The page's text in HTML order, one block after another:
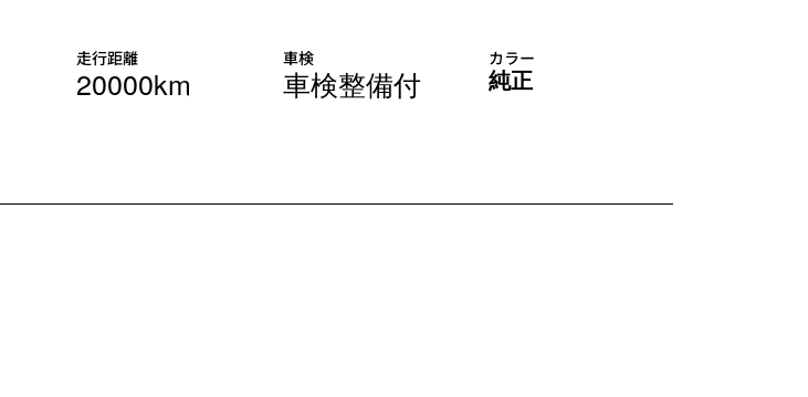
走行距離
20000km
車検
車検整備付
カラー
純正